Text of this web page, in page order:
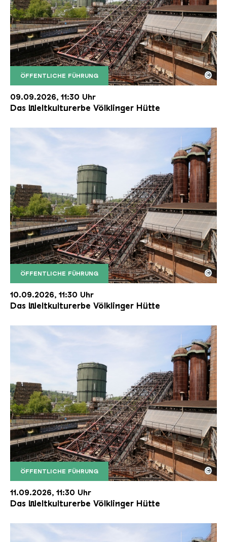
ÖFFENTLICHE FÜHRUNG
Der Erzschrägaufzug der Völklinger Hütte mit
Copyright: Weltkulturerbe Völklinger Hütte | Karl
©
09.09.2026, 11:30 Uhr
Das Weltkulturerbe Völklinger Hütte
ÖFFENTLICHE FÜHRUNG
Der Erzschrägaufzug der Völklinger Hütte mit
Copyright: Weltkulturerbe Völklinger Hütte | Karl
©
10.09.2026, 11:30 Uhr
Das Weltkulturerbe Völklinger Hütte
ÖFFENTLICHE FÜHRUNG
Der Erzschrägaufzug der Völklinger Hütte mit
Copyright: Weltkulturerbe Völklinger Hütte | Karl
©
11.09.2026, 11:30 Uhr
Das Weltkulturerbe Völklinger Hütte